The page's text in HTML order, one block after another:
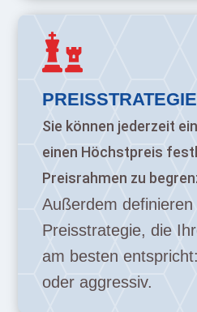

PREISSTRATEGIE
Sie können jederzeit
einen Höchstpreis
Preisrahmen zu
Außerdem
Preisstrategie, die
am besten
oder aggressiv.